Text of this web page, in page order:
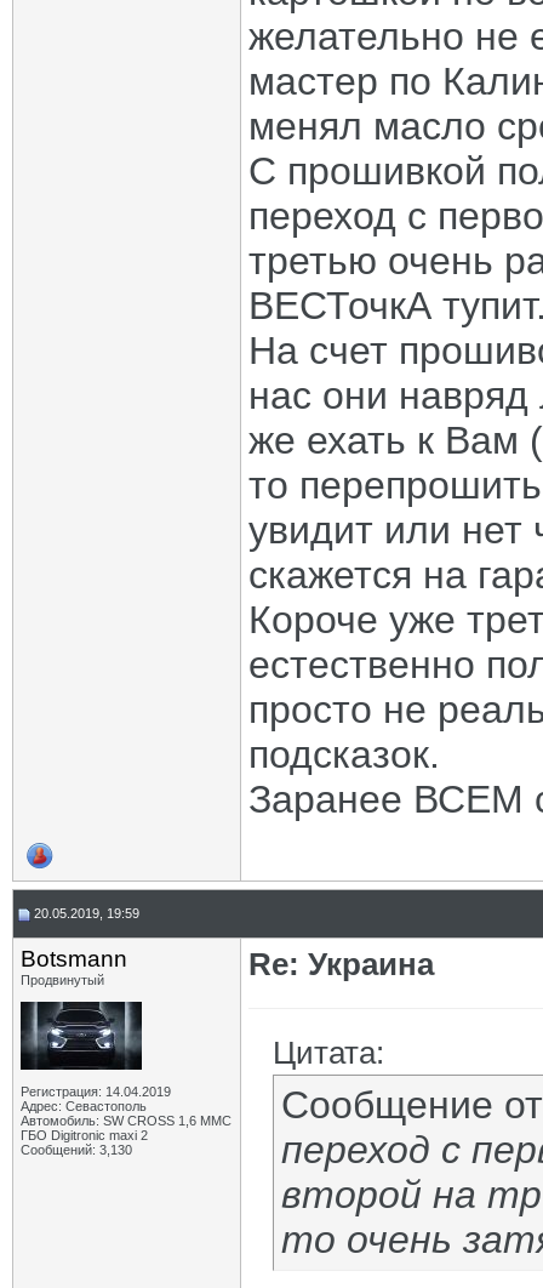
желательно не
мастер по
менял масло
С прошивкой
переход с
третью очень
ВЕСТочкА
На счет
нас они
же ехать к Вам
то
увидит или нет
скажется на
Короче уже
естественно
просто не
подсказок.
Заранее ВСЕМ
20.05.2019, 19:59
Botsmann
Продвинутый
Регистрация: 14.04.2019
Адрес: Севастополь
Автомобиль: SW CROSS 1,6 ММС
ГБО Digitronic maxi 2
Сообщений: 3,130
Re: Украина
Цитата:
Сообщение
переход с
второй на
то очень